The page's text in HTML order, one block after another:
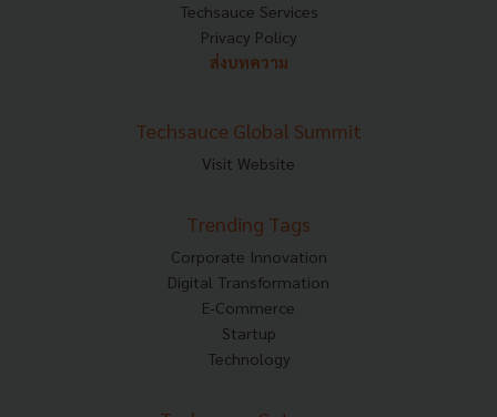
Techsauce Services
Privacy Policy
ส่งบทความ
Techsauce Global Summit
Visit Website
Trending Tags
Corporate Innovation
Digital Transformation
E-Commerce
Startup
Technology